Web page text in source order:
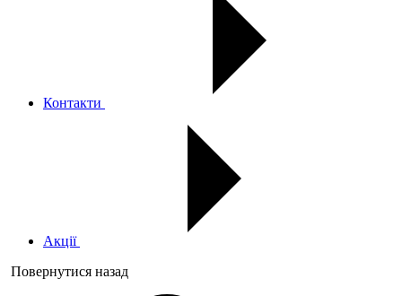
Контакти
Акції
Повернутися назад